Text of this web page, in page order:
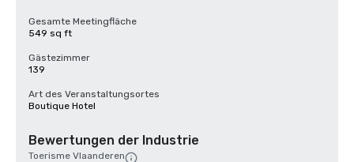
Gesamte Meetingfläche
549 sq ft
Gästezimmer
139
Art des Veranstaltungsortes
Boutique Hotel
Bewertungen der Industrie
Toerisme Vlaanderen